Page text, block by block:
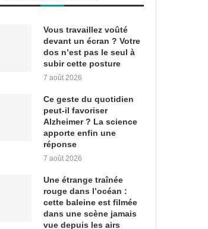
Vous travaillez voûté
devant un écran ? Votre
dos n’est pas le seul à
subir cette posture
7 août 2026
Ce geste du quotidien
peut-il favoriser
Alzheimer ? La science
apporte enfin une
réponse
7 août 2026
Une étrange traînée
rouge dans l’océan :
cette baleine est filmée
dans une scène jamais
vue depuis les airs